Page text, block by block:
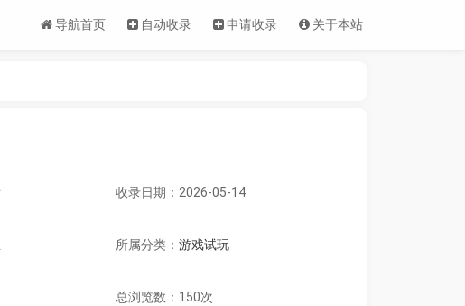
导航首页 自动收录 申请收录 关于本站
收录日期：2026-05-14
所属分类： 游戏试玩
总浏览数：150次